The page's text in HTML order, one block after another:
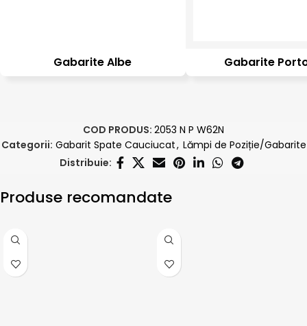
Gabarite Albe Gabarite
COD PRODUS: 2053 N P W62N
Categorii: Gabarit Spate Cauciucat, Lămpi de Poziție/Gabarite
Distribuie:
Produse recomandate